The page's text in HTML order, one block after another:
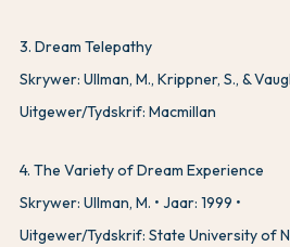
3. Dream Telepathy
Skrywer: Ullman, M., Krippner, S., &
Uitgewer/Tydskrif: Macmillan
4. The Variety of Dream Experience
Skrywer: Ullman, M.
Jaar: 1999
Uitgewer/Tydskrif: State University of